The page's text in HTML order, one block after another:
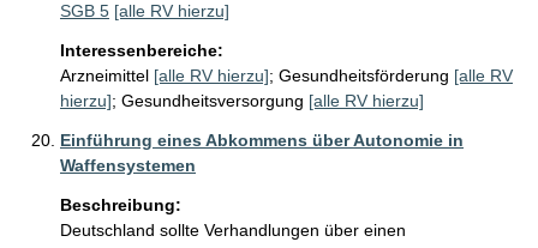
SGB 5 [alle RV hierzu]
Interessenbereiche:
Arzneimittel [alle RV hierzu]; Gesundheitsförderung [alle RV
hierzu]; Gesundheitsversorgung [alle RV hierzu]
Einführung eines Abkommens über Autonomie in
Waffensystemen
Beschreibung:
Deutschland sollte Verhandlungen über einen